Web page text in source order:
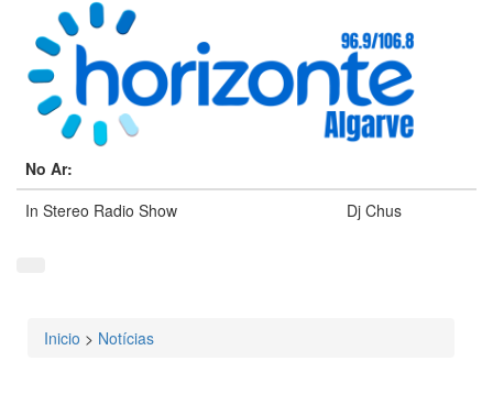
No Ar:
In Stereo Radio Show
Dj Chus
Está aqui
Inicio > Notícias